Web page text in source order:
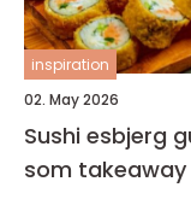
inspiration
02. May 2026
Sushi esbjerg guide til god sushi i centrum og
som takeaway